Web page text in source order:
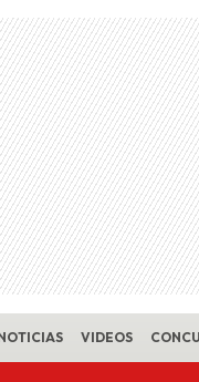
VIDEOS